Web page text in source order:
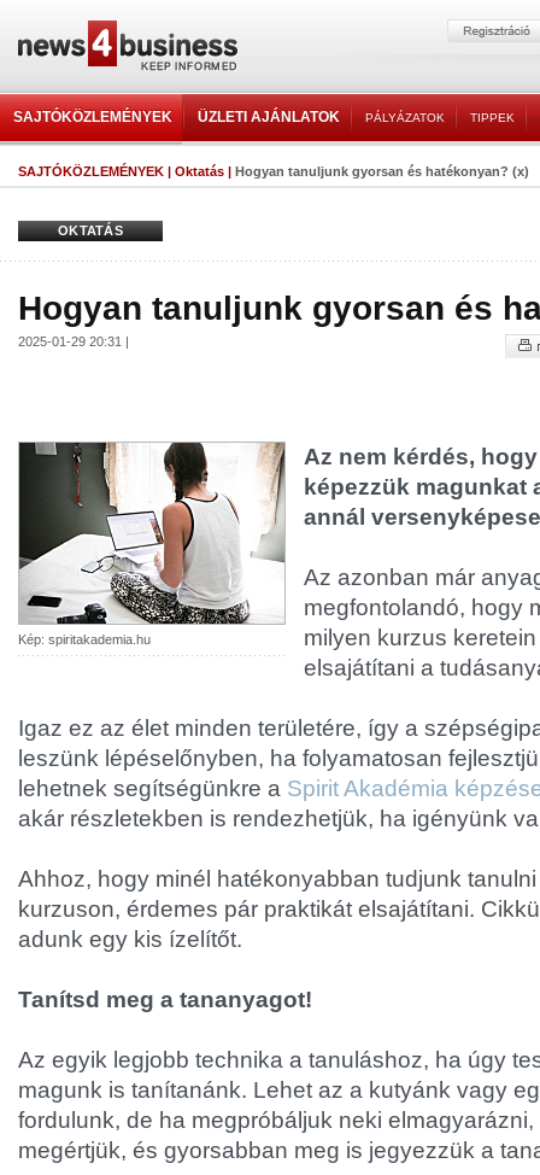
SAJTÓKÖZLEMÉNYEK ÜZLETI AJÁNLATOK PÁLYÁZATOK TIPPEK
SAJTÓKÖZLEMÉNYEK | Oktatás | Hogyan tanuljunk gyorsan és hatékonyan? (x)
OKTATÁS
Hogyan tanuljunk gyorsan és
2025-01-29 20:31 |
Kép: spiritakademia.hu
Az nem kérdés,
képezzük magunkat
annál
Az azonban már
megfontolandó, hogy
milyen kurzus
elsajátítani a
Igaz ez az élet minden területére, így a
leszünk lépéselőnyben, ha folyamatosan
lehetnek segítségünkre a Spirit Akadémia
akár részletekben is rendezhetjük, ha igényünk
Ahhoz, hogy minél hatékonyabban tudjunk
kurzuson, érdemes pár praktikát elsajátítani.
adunk egy kis ízelítőt.
Tanítsd meg a tananyagot!
Az egyik legjobb technika a tanuláshoz, ha úgy
magunk is tanítanánk. Lehet az a kutyánk vagy
fordulunk, de ha megpróbáljuk neki
megértjük, és gyorsabban meg is jegyezzük a